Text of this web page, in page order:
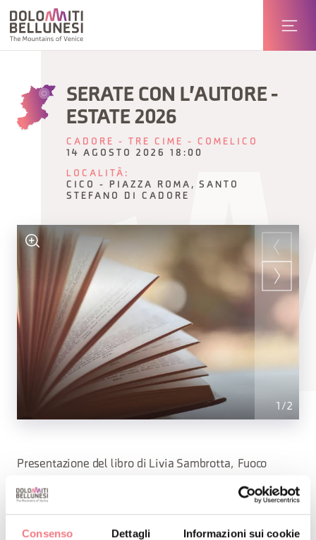
Consenso Dettagli Informazioni sui cookie
SERATE CON L'AUTORE -
ESTATE 2026
CADORE - TRE CIME - COMELICO
14 AGOSTO 2026 18:00
LOCALITÀ:
CICO - PIAZZA ROMA, SANTO
STEFANO DI CADORE
1 /2
Presentazione del libro di Livia Sambrotta, Fuoco
INFO E CONTATTI DELL'ORGANIZZATORE